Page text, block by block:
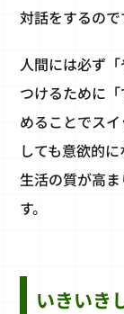
対話をするので
人間には必ず
つけるために
めることでス
しても意欲的
生活の質が高
す。
いきいき